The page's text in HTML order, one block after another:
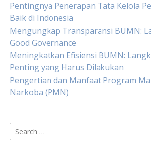
Pentingnya Penerapan Tata Kelola
Baik di Indonesia
Mengungkap Transparansi BUMN:
Good Governance
Meningkatkan Efisiensi BUMN:
Penting yang Harus Dilakukan
Pengertian dan Manfaat Program
Narkoba (PMN)
Search
for: